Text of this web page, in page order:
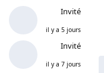
Invité
il y a 5 jours
Invité
il y a 7 jours